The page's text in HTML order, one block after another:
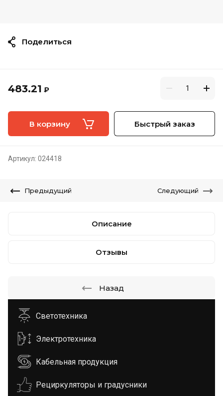
Светотехника
Электротехника
Кабельная продукция
Рециркуляторы и градусники
483.21 ₽
В корзину Быстрый заказ
Артикул: 024418
Поделиться
Предыдущий Следующий
Описание
Отзывы
Назад